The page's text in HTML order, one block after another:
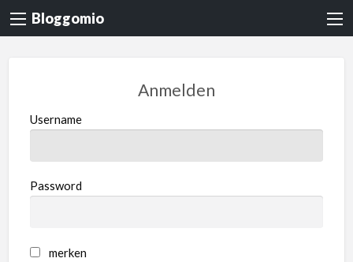
Bloggomio
Anmelden
Username
Password
merken